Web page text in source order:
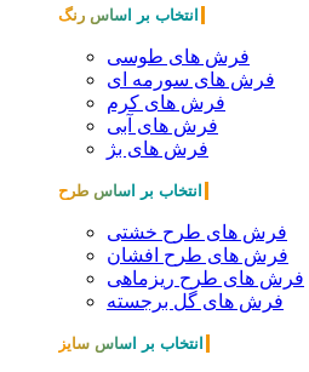
انتخاب بر اساس رنگ
فرش های طوسی
فرش های سورمه ای
فرش های کرم
فرش های آبی
فرش های بژ
انتخاب بر اساس طرح
فرش های طرح خشتی
فرش های طرح افشان
فرش های طرح ریزماهی
فرش های گل برجسته
انتخاب بر اساس سایز